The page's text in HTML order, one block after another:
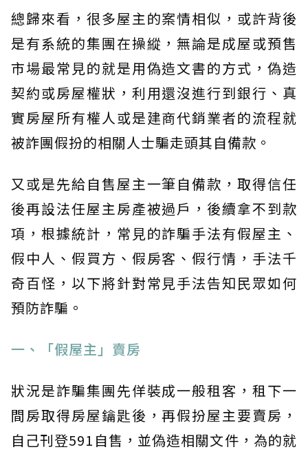
總歸來看，很多屋主的案情相似，或許背後
是有系統的集團在操縱，無論是成屋或預售
市場最常見的就是用偽造文書的方式，偽造
契約或房屋權狀，利用還沒進行到銀行、真
實房屋所有權人或是建商代銷業者的流程就
被詐團假扮的相關人士騙走頭其自備款。
又或是先給自售屋主一筆自備款，取得信任
後再設法任屋主房產被過戶，後續拿不到款
項，根據統計，常見的詐騙手法有假屋主、
假中人、假買方、假房客、假行情，手法千
奇百怪，以下將針對常見手法告知民眾如何
預防詐騙。
一、「假屋主」賣房
狀況是詐騙集團先佯裝成一般租客，租下一
間房取得房屋鑰匙後，再假扮屋主要賣房，
自己刊登591自售，並偽造相關文件，為的就